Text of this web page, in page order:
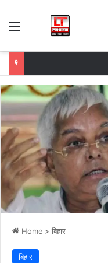
Menu
Home > बिहार
बिहार